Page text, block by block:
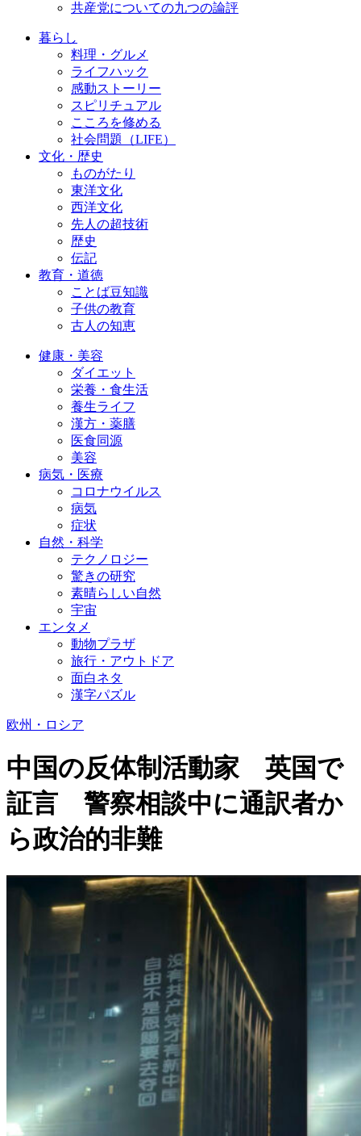
共産党についての九つの論評
暮らし
料理・グルメ
ライフハック
感動ストーリー
スピリチュアル
こころを修める
社会問題（LIFE）
文化・歴史
ものがたり
東洋文化
西洋文化
先人の超技術
歴史
伝記
教育・道徳
ことば豆知識
子供の教育
古人の知恵
健康・美容
ダイエット
栄養・食生活
養生ライフ
漢方・薬膳
医食同源
美容
病気・医療
コロナウイルス
病気
症状
自然・科学
テクノロジー
驚きの研究
素晴らしい自然
宇宙
エンタメ
動物プラザ
旅行・アウトドア
面白ネタ
漢字パズル
欧州・ロシア
中国の反体制活動家 英国で
証言 警察相談中に通訳者か
ら政治的非難